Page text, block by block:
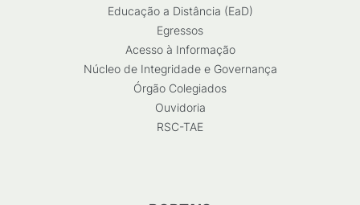
Educação a Distância (EaD)
Egressos
Acesso à Informação
Núcleo de Integridade e Governança
Órgão Colegiados
Ouvidoria
RSC-TAE